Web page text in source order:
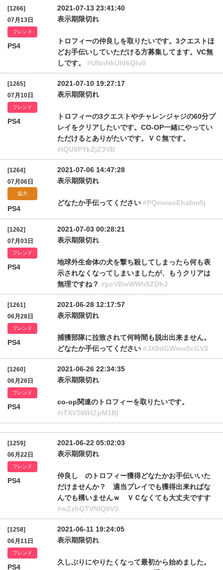
[1266]
07月13日
フレンド
PS4
2021-07-13 23:41:40
表示期限切れ
トロフィーの仲良しを取りたいです。3クエストほ
どお手伝いしていただける方募集してます。VC無
しです。 #UNnNkUld6Qlo0
[1265]
07月10日
フレンド
PS4
2021-07-10 19:27:17
表示期限切れ
トロフィーの3クエストやチャレンジャジの60分プ
レイをクリアしたいです。CO-OP一緒にやってい
ただけるとありがたいです。ＶＣ無です。
#lQU9PYkZjZ3VB
[1264]
07月06日
協力
PS4
2021-07-06 14:47:28
表示期限切れ
どなたか手伝ってください #PQmxwcEhabm5j
[1262]
07月03日
フレンド
PS4
2021-07-03 00:28:21
表示期限切れ
地球外生命体の犬を撃ち殺してしまったら何も表
示されなくなってしまいましたが、もうクリアは
無理ですね？ #pcVBwWWh5ZDhJ
[1261]
06月28日
フレンド
PS4
2021-06-28 12:17:57
表示期限切れ
捕獲部隊に拉致されて何時間も脱出出来ません。
どなたか手伝ってください #JX0dGWmo5cGV3
[1260]
06月26日
フレンド
PS4
2021-06-26 22:34:35
表示期限切れ
co-op関連のトロフィーを取りたいです。
#iTXVSWHZpM1Bj
[1259]
06月22日
フレンド
PS4
2021-06-22 05:02:03
表示期限切れ
仲良し のトロフィー獲得どなたかお手伝いいた
だけませんか？ 適当プレイでも獲得出来ればな
んでも構いませんｗ ＶＣなくても大丈夫ですす
#wZzhQTVNlQ0V3
[1258]
06月11日
フレンド
PS4
2021-06-11 19:24:05
表示期限切れ
久しぶりにやりたくなって最初から始めました。